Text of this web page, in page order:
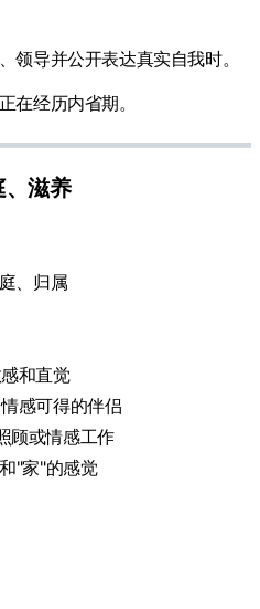
领导并公开表达真实自我时。
在经历内省期。
滋养
、归属
和直觉
感可得的伴侣
顾或情感工作
"家"的感觉